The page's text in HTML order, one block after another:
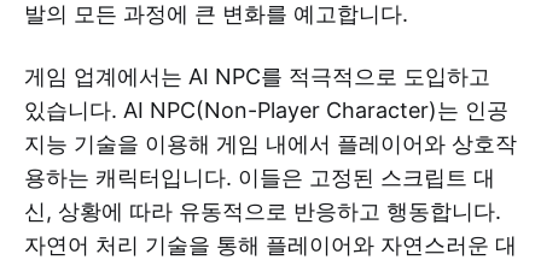
발의 모든 과정에 큰 변화를 예고합니다.
게임 업계에서는 AI NPC를 적극적으로 도입하고
있습니다. AI NPC(Non-Player Character)는 인공
지능 기술을 이용해 게임 내에서 플레이어와 상호작
용하는 캐릭터입니다. 이들은 고정된 스크립트 대
신, 상황에 따라 유동적으로 반응하고 행동합니다.
자연어 처리 기술을 통해 플레이어와 자연스러운 대